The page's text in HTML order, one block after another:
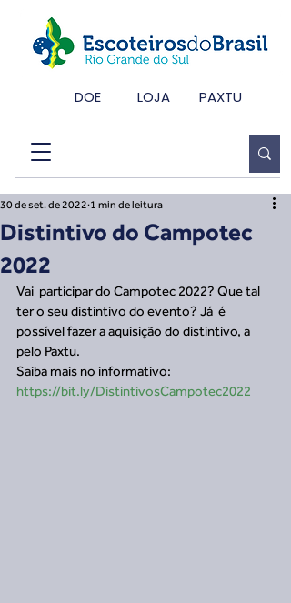
DOE LOJA PAXTU
Distintivo do Campotec
2022
30 de set. de 2022 1 min de leitura
Vai  participar do Campotec 2022? Que tal
ter o seu distintivo do evento? Já  é
possível fazer a aquisição do distintivo, a
pelo Paxtu.
Saiba mais no informativo:
https://bit.ly/DistintivosCampotec2022